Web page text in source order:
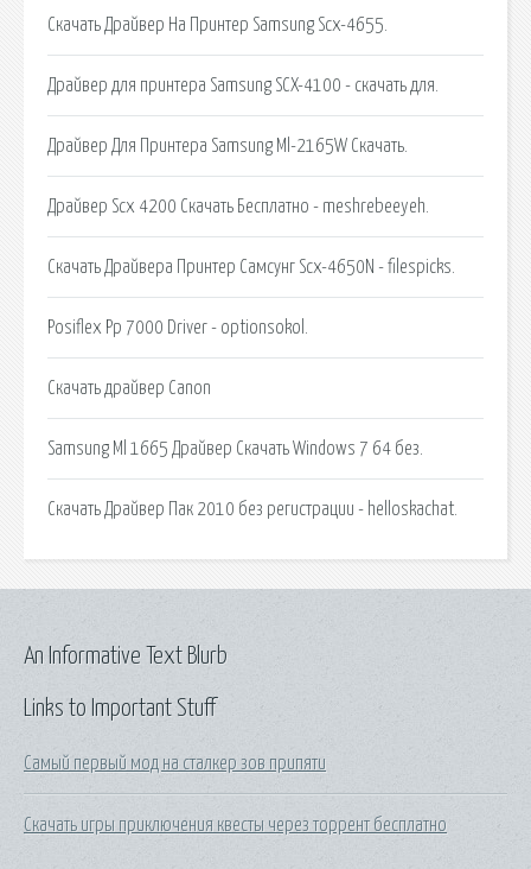
Скачать Драйвер На Принтер Samsung Scx-4655.
Драйвер для принтера Samsung SCX-4100 - скачать для.
Драйвер Для Принтера Samsung Ml-2165W Скачать.
Драйвер Scx 4200 Скачать Бесплатно - meshrebeeyeh.
Скачать Драйвера Принтер Самсунг Scx-4650N - filespicks.
Posiflex Pp 7000 Driver - optionsokol.
Скачать драйвер Canon
Samsung Ml 1665 Драйвер Скачать Windows 7 64 без.
Скачать Драйвер Пак 2010 без регистрации - helloskachat.
Links to Important Stuff
Самый первый мод на сталкер зов припяти
Скачать игры приключения квесты через торрент бесплатно
An Informative Text Blurb